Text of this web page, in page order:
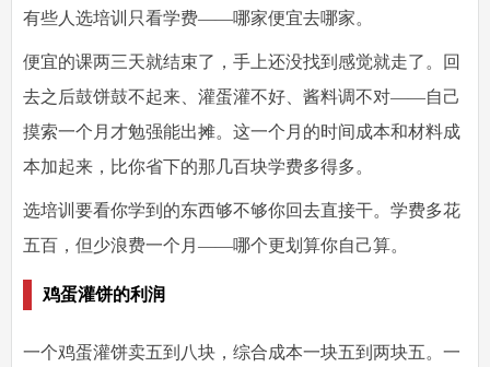
有些人选培训只看学费——哪家便宜去哪家。
便宜的课两三天就结束了，手上还没找到感觉就走了。回
去之后鼓饼鼓不起来、灌蛋灌不好、酱料调不对——自己
摸索一个月才勉强能出摊。这一个月的时间成本和材料成
本加起来，比你省下的那几百块学费多得多。
选培训要看你学到的东西够不够你回去直接干。学费多花
五百，但少浪费一个月——哪个更划算你自己算。
鸡蛋灌饼的利润
一个鸡蛋灌饼卖五到八块，综合成本一块五到两块五。一